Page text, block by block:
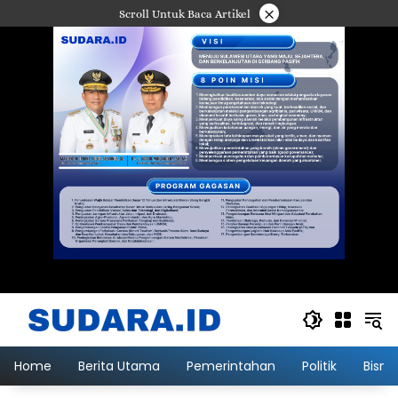
ke
Scroll Untuk Baca Artikel ×
Home Berita Utama Pemerintahan Politik